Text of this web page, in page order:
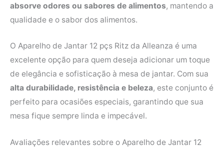
absorve odores ou sabores de alimentos, mantendo a
qualidade e o sabor dos alimentos.
O Aparelho de Jantar 12 pçs Ritz da Alleanza é uma
excelente opção para quem deseja adicionar um toque
de elegância e sofisticação à mesa de jantar. Com sua
alta durabilidade, resistência e beleza, este conjunto é
perfeito para ocasiões especiais, garantindo que sua
mesa fique sempre linda e impecável.
Avaliações relevantes sobre o Aparelho de Jantar 12